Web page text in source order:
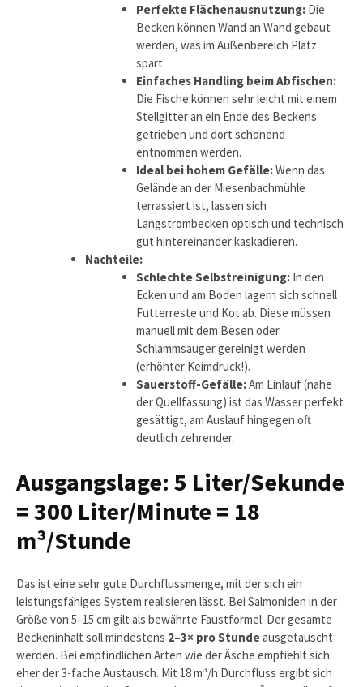
Perfekte Flächenausnutzung:Die
Becken können Wand an Wand gebaut
werden, was im Außenbereich Platz
spart.
Einfaches Handling beim Abfischen:
Die Fische können sehr leicht mit einem
Stellgitter an ein Ende des Beckens
getrieben und dort schonend
entnommen werden.
Ideal bei hohem Gefälle:Wenn das
Gelände an der Miesenbachmühle
terrassiert ist, lassen sich
Langstrombecken optisch und technisch
gut hintereinander kaskadieren.
Nachteile:
Schlechte Selbstreinigung:In den
Ecken und am Boden lagern sich schnell
Futterreste und Kot ab. Diese müssen
manuell mit dem Besen oder
Schlammsauger gereinigt werden
(erhöhter Keimdruck!).
Sauerstoff-Gefälle:Am Einlauf (nahe
der Quellfassung) ist das Wasser perfekt
gesättigt, am Auslauf hingegen oft
deutlich zehrender.
Ausgangslage: 5 Liter/Sekunde
= 300 Liter/Minute = 18
m³/Stunde
Das ist eine sehr gute Durchflussmenge, mit der sich ein
leistungsfähiges System realisieren lässt. Bei Salmoniden in der
Größe von 5–15 cm gilt als bewährte Faustformel: Der gesamte
Beckeninhalt soll mindestens 2–3× pro Stundeausgetauscht
werden. Bei empfindlichen Arten wie der Äsche empfiehlt sich
eher der 3-fache Austausch. Mit 18 m³/h Durchfluss ergibt sich